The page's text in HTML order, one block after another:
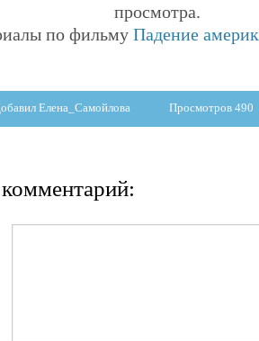
просмотра.
по фильму Падение
Елена_Самойлова Просмотров 490